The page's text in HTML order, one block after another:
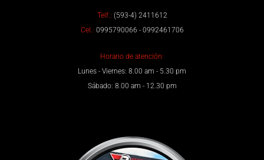
Telf.: (593-4) 2411612
Cel.: 0995790066 - 0992461706
Horario de atención:
Lunes - Viernes: 8.00 am - 5.30 pm
Sábado: 8.00 am - 12.30 pm